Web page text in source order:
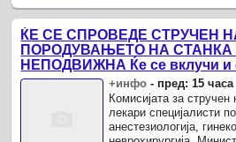
ЌЕ СЕ СПРОВЕДЕ СТРУЧЕН
ПОРОДУВАЊЕТО НА СТАНКА
НЕПОДВИЖНА Ќе се вклучи и
соседството+инфо - пред: 15 часа
Комисијата за
лекари специјалисти
анестезиологија,